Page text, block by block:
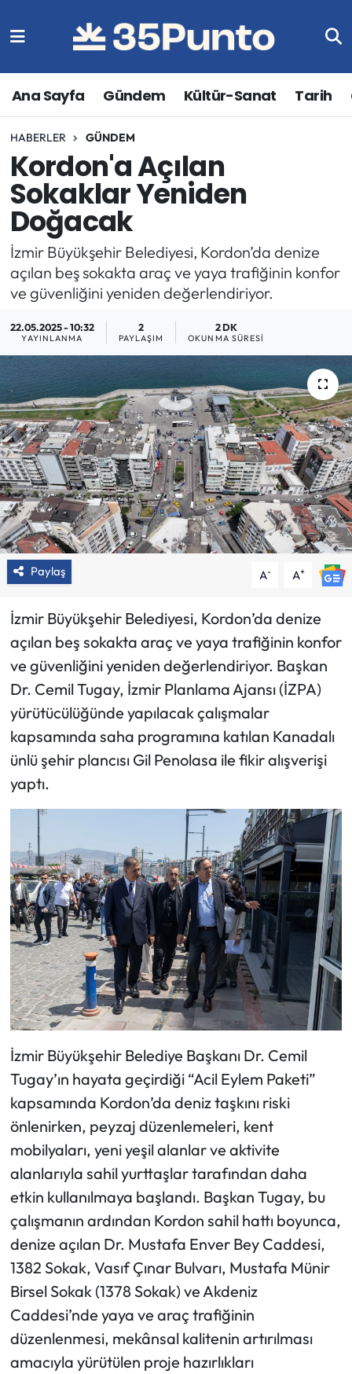
Ana Sayfa Gündem Kültür-Sanat Tarih
HABERLER GÜNDEM
Kordon'a Açılan
Sokaklar Yeniden
Doğacak
İzmir Büyükşehir Belediyesi, Kordon’da denize
açılan beş sokakta araç ve yaya trafiğinin konfor
ve güvenliğini yeniden değerlendiriyor.
22.05.2025 - 10:32
YAYINLANMA
2
PAYLAŞIM
2 DK
OKUNMA SÜRESI
Paylaş A- A+
İzmir Büyükşehir Belediyesi, Kordon’da denize
açılan beş sokakta araç ve yaya trafiğinin konfor
ve güvenliğini yeniden değerlendiriyor. Başkan
Dr. Cemil Tugay, İzmir Planlama Ajansı (İZPA)
yürütücülüğünde yapılacak çalışmalar
kapsamında saha programına katılan Kanadalı
ünlü şehir plancısı Gil Penolasa ile fikir alışverişi
yaptı.
İzmir Büyükşehir Belediye Başkanı Dr. Cemil
Tugay’ın hayata geçirdiği “Acil Eylem Paketi”
kapsamında Kordon’da deniz taşkını riski
önlenirken, peyzaj düzenlemeleri, kent
mobilyaları, yeni yeşil alanlar ve aktivite
alanlarıyla sahil yurttaşlar tarafından daha
etkin kullanılmaya başlandı. Başkan Tugay, bu
çalışmanın ardından Kordon sahil hattı boyunca,
denize açılan Dr. Mustafa Enver Bey Caddesi,
1382 Sokak, Vasıf Çınar Bulvarı, Mustafa Münir
Birsel Sokak (1378 Sokak) ve Akdeniz
Caddesi’nde yaya ve araç trafiğinin
düzenlenmesi, mekânsal kalitenin artırılması
amacıyla yürütülen proje hazırlıkları